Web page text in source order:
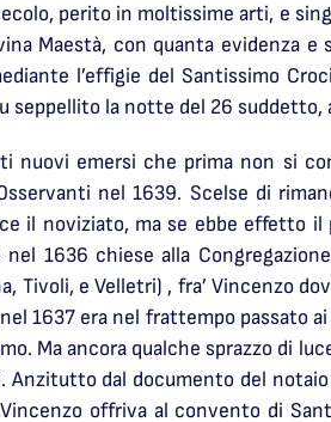
perito in moltissime arti, e
Maestà, con quanta evidenza
l’effigie del Santissimo
seppellito la notte del 26 suddetto,
nuovi emersi che prima non si
nel 1639. Scelse di
il noviziato, ma se ebbe effetto il
nel 1636 chiese alla
Tivoli, e Velletri) , fra’ Vincenzo
1637 era nel frattempo passato
Ma ancora qualche sprazzo di
Anzitutto dal documento del
offriva al convento di